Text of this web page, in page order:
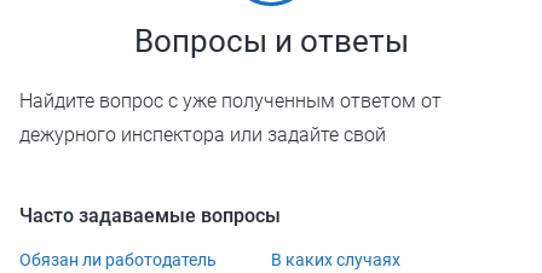
Вопросы и ответы
Найдите вопрос с уже полученным ответом от
дежурного инспектора или задайте свой
Часто задаваемые вопросы
Обязан ли работодатель
В каких случаях